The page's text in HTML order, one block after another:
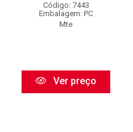
Código: 7443
Embalagem: PC
Mte
Ver preço